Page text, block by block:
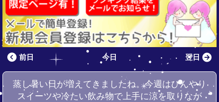
前日 今日 翌日
蒸し暑い日が増えてきましたね。今週はひんやり
スイーツや冷たい飲み物で上手に涼を取りなが